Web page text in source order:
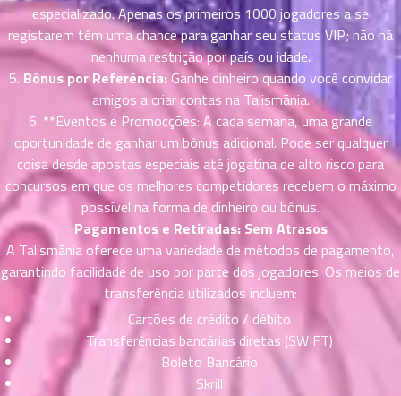
especializado. Apenas os primeiros 1000 jogadores a se
registarem têm uma chance para ganhar seu status VIP; não há
nenhuma restrição por país ou idade.
5. Bônus por Referência:Ganhe dinheiro quando você convidar
amigos a criar contas na Talismãnia.
6. **Eventos e Promocções: A cada semana, uma grande
oportunidade de ganhar um bônus adicional. Pode ser qualquer
coisa desde apostas especiais até jogatina de alto risco para
concursos em que os melhores competidores recebem o máximo
possível na forma de dinheiro ou bônus.
Pagamentos e Retiradas: Sem Atrasos
A Talismãnia oferece uma variedade de métodos de pagamento,
garantindo facilidade de uso por parte dos jogadores. Os meios de
transferência utilizados incluem:
Cartões de crédito / débito
Transferências bancárias diretas (SWIFT)
Boleto Bancário
Skrill
18
ตอน
ที่
ตอน
ที่
20
ตอน
ที่
ม
21
ตอน
ที่
ม
22